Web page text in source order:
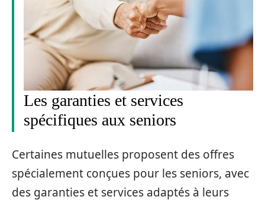
Les garanties et services
spécifiques aux seniors
Certaines mutuelles proposent des offres
spécialement conçues pour les seniors, avec
des garanties et services adaptés à leurs